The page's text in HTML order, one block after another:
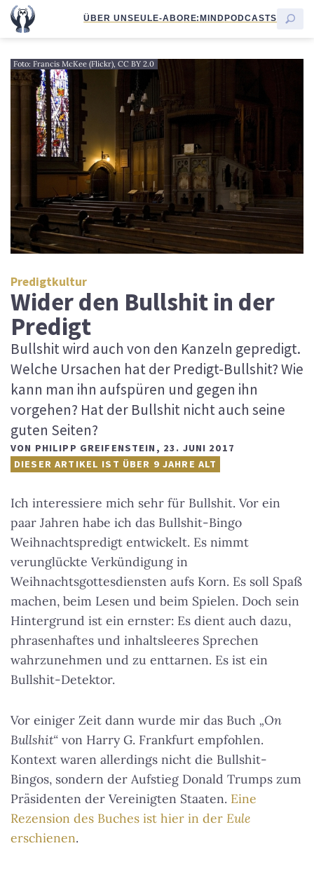
ÜBER UNSEULE-ABORE:MINDPODCASTS
Foto: Francis McKee (Flickr), CC BY 2.0
Predigtkultur
Wider den Bullshit in der
Predigt
Bullshit wird auch von den Kanzeln gepredigt.
Welche Ursachen hat der Predigt-Bullshit? Wie
kann man ihn aufspüren und gegen ihn
vorgehen? Hat der Bullshit nicht auch seine
guten Seiten?
VON PHILIPP GREIFENSTEIN , 23. JUNI 2017
DIESER ARTIKEL IST ÜBER 9 JAHRE ALT
Ich interessiere mich sehr für Bullshit. Vor ein
paar Jahren habe ich das Bullshit-Bingo
Weihnachtspredigt entwickelt. Es nimmt
verunglückte Verkündigung in
Weihnachtsgottesdiensten aufs Korn. Es soll Spaß
machen, beim Lesen und beim Spielen. Doch sein
Hintergrund ist ein ernster: Es dient auch dazu,
phrasenhaftes und inhaltsleeres Sprechen
wahrzunehmen und zu enttarnen. Es ist ein
Bullshit-Detektor.
Vor einiger Zeit dann wurde mir das Buch „On
Bullshit“ von Harry G. Frankfurt empfohlen.
Kontext waren allerdings nicht die Bullshit-
Bingos, sondern der Aufstieg Donald Trumps zum
Präsidenten der Vereinigten Staaten. Eine
Rezension des Buches ist hier in der Eule
erschienen.